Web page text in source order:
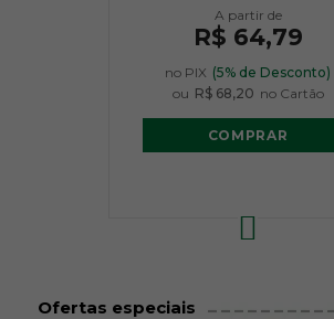
42 43
R$ 64,79
no PIX (5% de Desconto)
ou R$ 68,20 no Cartão
COMPRAR
Ofertas especiais